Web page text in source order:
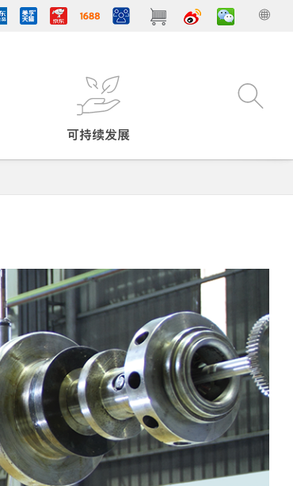
可持续发展